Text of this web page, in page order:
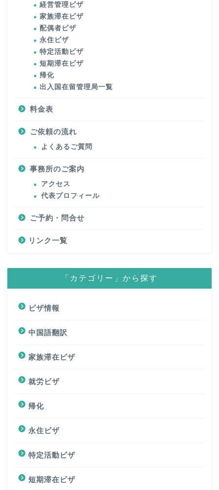
経営管理ビザ
家族滞在ビザ
配偶者ビザ
永住ビザ
特定活動ビザ
短期滞在ビザ
帰化
出入国在留管理局一覧
料金表
ご依頼の流れ
よくあるご質問
事務所のご案内
アクセス
代表プロフィール
ご予約・問合せ
リンク一覧
「カテゴリー」から探す
ビザ情報
中国語翻訳
家族滞在ビザ
就労ビザ
帰化
永住ビザ
特定活動ビザ
短期滞在ビザ